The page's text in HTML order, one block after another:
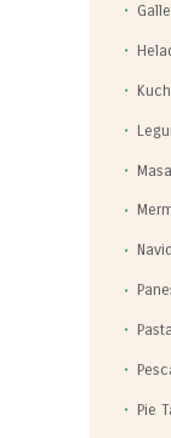
Pie